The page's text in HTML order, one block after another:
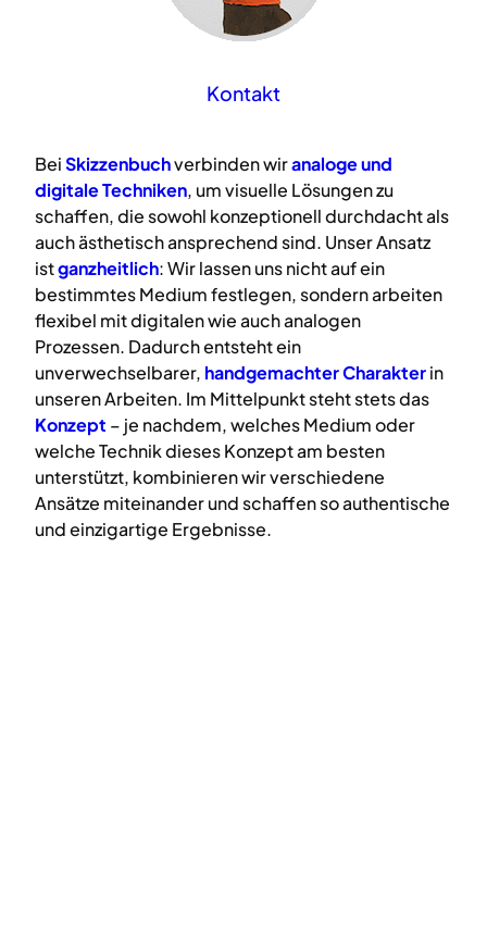
Kontakt
BeiSkizzenbuchverbinden wiranalogeund
digitaleTechniken, um visuelle Lösungen zu
schaffen, die sowohl konzeptionell durchdacht als
auch ästhetisch ansprechend sind. Unser Ansatz
istganzheitlich: Wir lassen uns nicht auf ein
bestimmtes Medium festlegen, sondern arbeiten
flexibel mit digitalen wie auch analogen
Prozessen. Dadurch entsteht ein
unverwechselbarer, handgemachter Charakterin
unseren Arbeiten. Im Mittelpunkt steht stets das
Konzept – je nachdem, welches Medium oder
welche Technik dieses Konzept am besten
unterstützt, kombinieren wir verschiedene
Ansätze miteinander und schaffen so authentische
und einzigartige Ergebnisse.